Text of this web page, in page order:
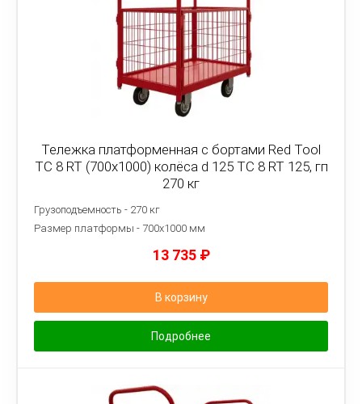
Тележка платформенная с бортами Red Tool
ТС 8 RT (700x1000) колёса d 125 ТС 8 RT 125, гп
270 кг
Грузоподъемность - 270 кг
Размер платформы - 700х1000 мм
13 735 ₽
В корзину
Подробнее